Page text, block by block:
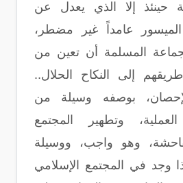
حينئذ إلا الذي يعدل عن
عامداً غير مضطر،
المسلمة أن تعين من
إلى النكاح الحلال..
بوصفه وسيلة من
وتطهير المجتمع
وهو واجب، ووسيلة
وجد في المجتمع الإسلامي